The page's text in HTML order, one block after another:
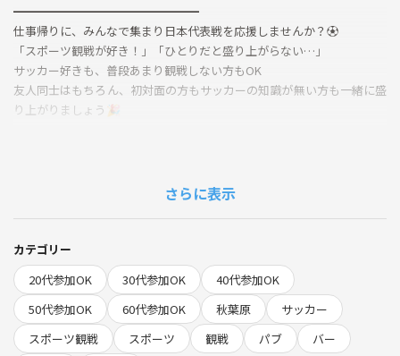
━━━━━━━━━━━━━━━━
仕事帰りに、みんなで集まり日本代表戦を応援しませんか？⚽️
「スポーツ観戦が好き！」「ひとりだと盛り上がらない…」
サッカー好きも、普段あまり観戦しない方もOK
友人同士はもちろん、初対面の方もサッカーの知識が無い方も一緒に盛
り上がりましょう🎉
・サッカー知識はなくても雰囲気を体験したい！
◆当日の流れ
・18:50～ お店の前に集合&受付
・19:00～ 自己紹介＆乾杯タイム
・19:15～ 日本代表vsボリビア代表を応援！
・21:20頃 現地解散👋
さらに表示
カテゴリー
20代参加OK
30代参加OK
40代参加OK
50代参加OK
60代参加OK 秋葉原
サッカー
スポーツ観戦
スポーツ 観戦 パブ
バー